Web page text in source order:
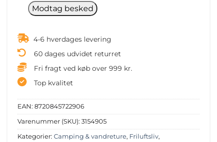
4-6 hverdages levering
60 dages udvidet returret
Fri fragt ved køb over 999 kr.
Top kvalitet
EAN: 8720845722906
Varenummer (SKU): 3154905
Kategorier: Camping & vandreture, Friluftsliv,